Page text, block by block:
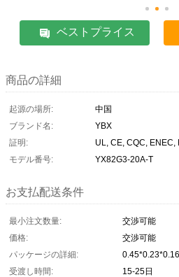
ベストプライス
商品の詳細
起源の場所:
中国
ブランド名:
YBX
証明:
UL, CE, CQC, ENEC,
モデル番号:
YX82G3-20A-T
お支払配送条件
最小注文数量:
交渉可能
価格:
交渉可能
パッケージの詳細:
受渡し時間:
15-25日